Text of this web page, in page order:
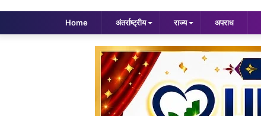
Home अंतर्राष्ट्रीय राज्य अपराध